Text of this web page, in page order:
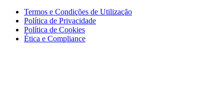
Termos e Condições de Utilização
Política de Privacidade
Política de Cookies
Ética e Compliance